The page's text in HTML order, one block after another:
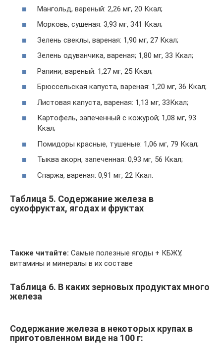
Мангольд, вареный: 2,26 мг, 20 Ккал;
Морковь, сушеная: 3,93 мг, 341 Ккал;
Зелень свеклы, вареная: 1,90 мг, 27 Ккал;
Зелень одуванчика, вареная; 1,80 мг, 33 Ккал;
Рапини, вареный: 1,27 мг, 25 Ккал;
Брюссельская капуста, вареная: 1,20 мг, 36 Ккал;
Листовая капуста, вареная: 1,13 мг, 33Ккал;
Картофель, запеченный с кожурой; 1,08 мг, 93
Ккал;
Помидоры красные, тушеные: 1,06 мг, 79 Ккал;
Тыква акорн, запеченная: 0,93 мг, 56 Ккал;
Спаржа, вареная: 0,91 мг, 22 Ккал.
Таблица 5. Содержание железа в
сухофруктах, ягодах и фруктах
Также читайте: Самые полезные ягоды + КБЖУ,
витамины и минералы в их составе
Таблица 6. В каких зерновых продуктах много
железа
Содержание железа в некоторых крупах в
приготовленном виде на 100 г: